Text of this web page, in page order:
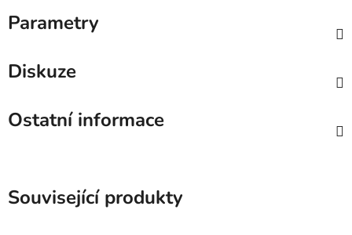
Parametry
Diskuze
Ostatní informace
Související produkty